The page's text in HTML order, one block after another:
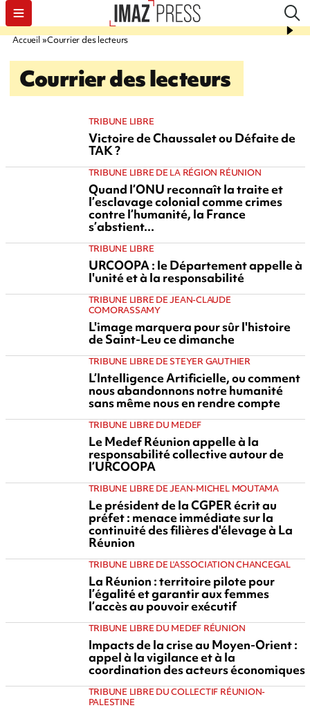
Accueil Courrier des lecteurs
Courrier des lecteurs
TRIBUNE LIBRE
Victoire de Chaussalet ou Défaite de
TAK ?
TRIBUNE LIBRE DE LA RÉGION RÉUNION
Quand l’ONU reconnaît la traite et
l’esclavage colonial comme crimes
contre l’humanité, la France
s’abstient...
TRIBUNE LIBRE
URCOOPA : le Département appelle à
l'unité et à la responsabilité
TRIBUNE LIBRE DE JEAN-CLAUDE
COMORASSAMY
L'image marquera pour sûr l'histoire
de Saint-Leu ce dimanche
TRIBUNE LIBRE DE STEYER GAUTHIER
L’Intelligence Artificielle, ou comment
nous abandonnons notre humanité
sans même nous en rendre compte
TRIBUNE LIBRE DU MEDEF
Le Medef Réunion appelle à la
responsabilité collective autour de
l’URCOOPA
TRIBUNE LIBRE DE JEAN-MICHEL MOUTAMA
Le président de la CGPER écrit au
préfet : menace immédiate sur la
continuité des filières d'élevage à La
Réunion
TRIBUNE LIBRE DE L'ASSOCIATION CHANCEGAL
La Réunion : territoire pilote pour
l’égalité et garantir aux femmes
l’accès au pouvoir exécutif
TRIBUNE LIBRE DU MEDEF RÉUNION
Impacts de la crise au Moyen-Orient :
appel à la vigilance et à la
coordination des acteurs économiques
TRIBUNE LIBRE DU COLLECTIF RÉUNION-
PALESTINE